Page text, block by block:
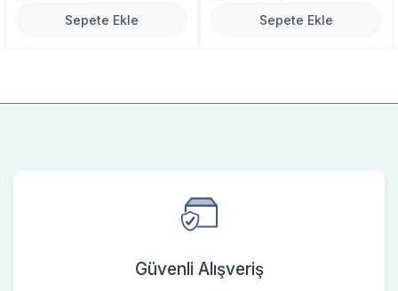
Sepete Ekle Sepete Ekle
Güvenli Alışveriş